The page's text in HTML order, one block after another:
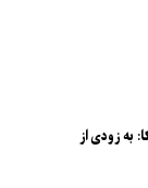
به زودی از